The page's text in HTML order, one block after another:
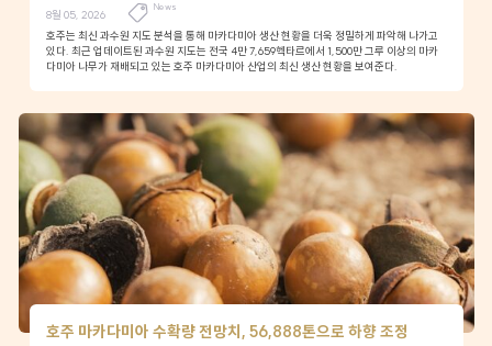
8월 05, 2026
News
호주는 최신 과수원 지도 분석을 통해 마카다미아 생산 현황을 더욱 정밀하게 파악해 나가고
있다. 최근 업데이트된 과수원 지도는 전국 4만 7,659헥타르에서 1,500만 그루 이상의 마카
다미아 나무가 재배되고 있는 호주 마카다미아 산업의 최신 생산 현황을 보여준다.
호주 마카다미아 수확량 전망치, 56,888톤으로 하향 조정